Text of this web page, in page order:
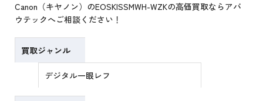
Canon（キヤノン）のEOSKISSMWH-WZKの高価買取ならアバ
ウテックへご相談ください！
買取ジャンル
デジタル一眼レフ